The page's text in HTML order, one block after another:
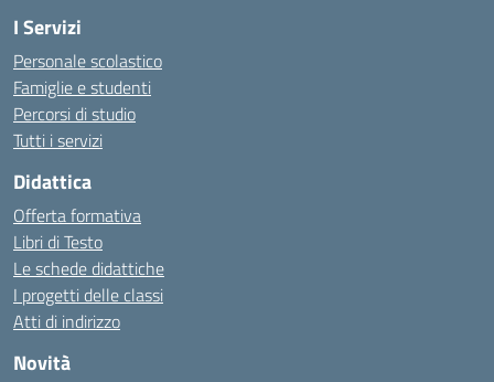
I Servizi
Personale scolastico
Famiglie e studenti
Percorsi di studio
Tutti i servizi
Didattica
Offerta formativa
Libri di Testo
Le schede didattiche
I progetti delle classi
Atti di indirizzo
Novità